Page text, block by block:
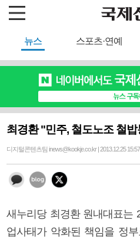
뉴스 스포츠·연예
최경환 "민주, 철도노조 철
디지털콘텐츠팀 inews@kookje.co.kr | 2013.12.25 15:57
새누리당 최경환 원내대표는
업사태가 악화된 책임을 정